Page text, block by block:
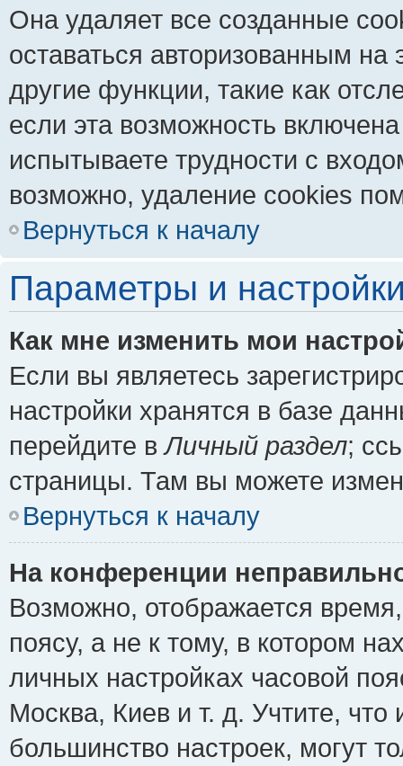
Она удаляет все созданные
оставаться авторизованным
другие функции, такие как
если эта возможность
испытываете трудности с
возможно, удаление cookies
Вернуться к началу
Параметры и
Как мне изменить мои
Если вы являетесь
настройки хранятся в базе
перейдите вЛичный раздел;
страницы. Там вы можете
Вернуться к началу
На конференции
Возможно, отображается
поясу, а не к тому, в котором
личных настройках часовой
Москва, Киев и т. д. Учтите, что
большинство настроек, могут